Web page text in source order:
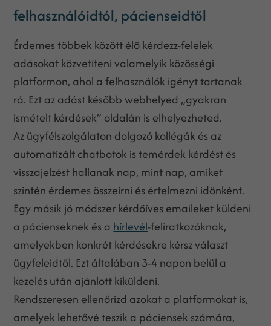
felhasználóidtól, pácienseidtől
Érdemes többek között élő kérdezz-felelek
adásokat közvetíteni valamelyik közösségi
platformon, ahol a felhasználók igényt tartanak
rá. Ezt az adást később webhelyed „gyakran
ismételt kérdések” oldalán is elhelyezheted.
Az ügyfélszolgálaton dolgozó kollégák és az
automatizált chatbotok is temérdek kérdést és
visszajelzést hallanak nap, mint nap, amiket
szintén érdemes összeírni és értelmezni időnként.
Egy másik jó módszer kérdőíves emaileket küldeni
a pácienseknek és a hírlevél-feliratkozóknak,
amelyekben konkrét kérdésekre kérsz választ
ügyfeleidtől. Ezt általában 3-4 napon belül a
kezelés után ajánlott kiküldeni.
Rendszeresen ellenőrizd azokat a platformokat is,
amelyek lehetővé teszik a páciensek számára,